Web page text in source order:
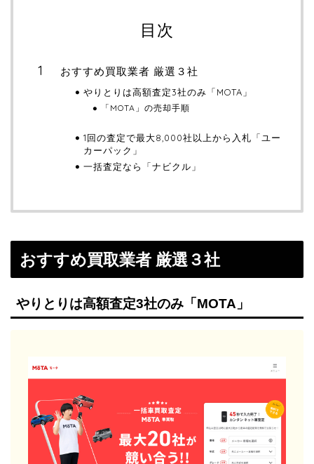
目次
おすすめ買取業者 厳選３社
やりとりは高額査定3社のみ「MOTA」
「MOTA」の売却手順
1回の査定で最大8,000社以上から入札「ユー
カーパック」
一括査定なら「ナビクル」
おすすめ買取業者 厳選３社
やりとりは高額査定3社のみ「MOTA」